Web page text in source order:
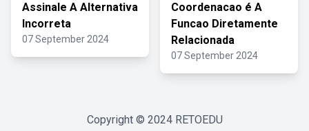
Assinale A Alternativa
Incorreta
07 September 2024
Coordenacao é A
Funcao Diretamente
Relacionada
07 September 2024
Copyright © 2024 RETOEDU